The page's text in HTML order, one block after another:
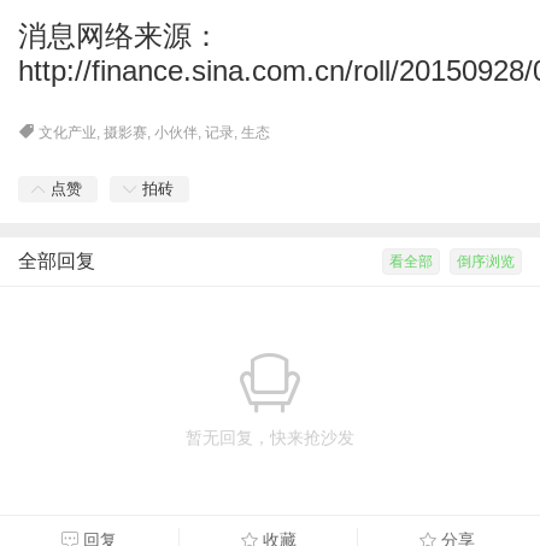
消息网络来源：
http://finance.sina.com.cn/roll/
文化产业,摄影赛,小伙伴,记录,生态
点赞 拍砖
倒序浏览
看全部
全部回复
暂无回复，快来抢沙发
回复 收藏 分享